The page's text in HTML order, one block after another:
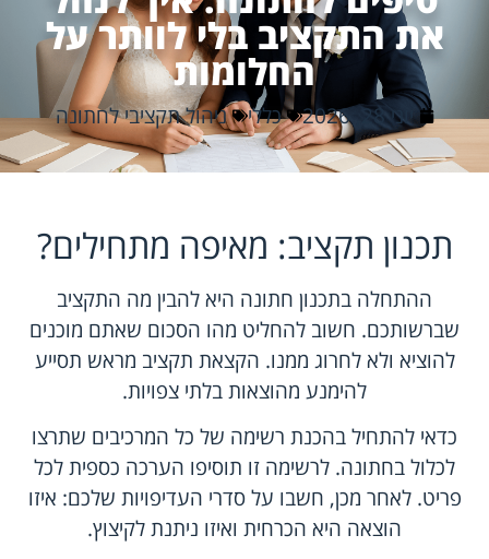
את התקציב בלי לוותר על
החלומות
יוני 28, 2026 כללי ניהול תקציבי לחתונה
תכנון תקציב: מאיפה מתחילים?
ההתחלה בתכנון חתונה היא להבין מה התקציב
שברשותכם. חשוב להחליט מהו הסכום שאתם מוכנים
להוציא ולא לחרוג ממנו. הקצאת תקציב מראש תסייע
להימנע מהוצאות בלתי צפויות.
כדאי להתחיל בהכנת רשימה של כל המרכיבים שתרצו
לכלול בחתונה. לרשימה זו תוסיפו הערכה כספית לכל
פריט. לאחר מכן, חשבו על סדרי העדיפויות שלכם: איזו
הוצאה היא הכרחית ואיזו ניתנת לקיצוץ.